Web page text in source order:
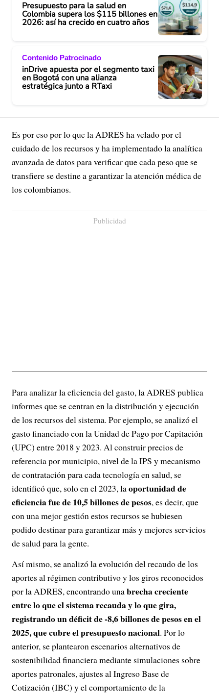
Presupuesto para la salud en
Colombia supera los $115 billones en
2026: así ha crecido en cuatro años
Contenido Patrocinado
inDrive apuesta por el segmento taxi
en Bogotá con una alianza
estratégica junto a RTaxi
Es por eso por lo que la ADRES ha velado por el
cuidado de los recursos y ha implementado la analítica
avanzada de datos para verificar que cada peso que se
transfiere se destine a garantizar la atención médica de
los colombianos.
Publicidad
Para analizar la eficiencia del gasto, la ADRES publica
informes que se centran en la distribución y ejecución
de los recursos del sistema. Por ejemplo, se analizó el
gasto financiado con la Unidad de Pago por Capitación
(UPC) entre 2018 y 2023. Al construir precios de
referencia por municipio, nivel de la IPS y mecanismo
de contratación para cada tecnología en salud, se
identificó que, solo en el 2023, laoportunidad de
eficiencia fue de 10,5 billones de pesos, es decir, que
con una mejor gestión estos recursos se hubiesen
podido destinar para garantizar más y mejores servicios
de salud para la gente.
Así mismo, se analizó la evolución del recaudo de los
aportes al régimen contributivo y los giros reconocidos
por la ADRES, encontrando unabrecha creciente
entre lo que el sistema recauda y lo que gira,
registrando un déficit de -8,6 billones de pesos en el
2025, que cubre el presupuesto nacional. Por lo
anterior, se plantearon escenarios alternativos de
sostenibilidad financiera mediante simulaciones sobre
aportes patronales, ajustes al Ingreso Base de
Cotización (IBC) y el comportamiento de la